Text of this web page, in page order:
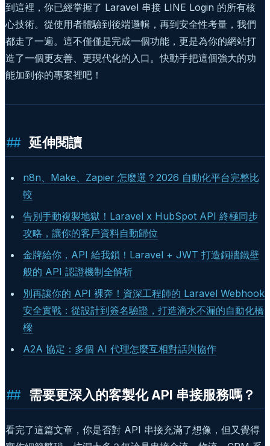
到這裡，你已經掌握了 Laravel 串接 LINE Login 的所有核
心技術。從使用者體驗到後端邏輯，再到安全性考量，我們
都走了一遍。這不僅僅是完成一個功能，更是為你的網站打
造了一個更友善、更現代化的入口。快動手把這個強大的功
能加到你的專案裡吧！
延伸閱讀
n8n、Make、Zapier 怎麼選？2026 自動化平台完整比
較
告別手動複製地獄！Laravel x HubSpot API 終極同步
攻略，讓你的客戶資料自動歸位
金牌給你，API 給我鎖！Laravel + JWT 打造銅牆鐵壁
般的 API 認證機制全解析
別再讓你的 API 裸奔！資深工程師的 Laravel Webhook
安全實戰：從設計到簽名驗證，打造滴水不漏的自動化橋
樑
A2A 協定：多個 AI 代理怎麼互相對話與協作
需要更深入的客製化 API 串接服務嗎？
看完了這篇文章，你是否對 API 串接充滿了想像，但又覺得